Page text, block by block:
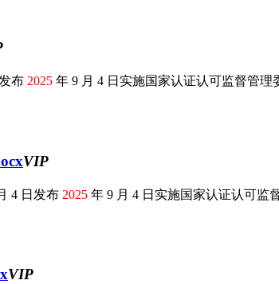
布 2025 年 9 月 4 日实施国家认证认可监督管理
VIP
4 日发布 2025 年 9 月 4 日实施国家认证认可监
VIP